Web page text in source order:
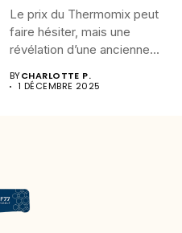
Le prix du Thermomix peut
faire hésiter, mais une
révélation d’une ancienne...
BYCHARLOTTE P.
1 DÉCEMBRE 2025